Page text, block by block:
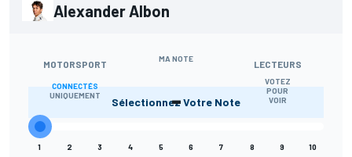
Alexander Albon
MOTORSPORT
CONNECTÉS
UNIQUEMENT
MA NOTE
-
LECTEURS
VOTEZ
POUR
VOIR
Sélectionnez Votre Note
1 2 3 4 5 6 7 8 9 10